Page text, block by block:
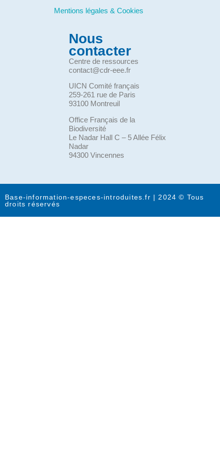
Mentions légales & Cookies
Nous
contacter
Centre de ressources
contact@cdr-eee.fr
UICN Comité français
259-261 rue de Paris
93100 Montreuil
Office Français de la
Biodiversité
Le Nadar Hall C – 5 Allée Félix
Nadar
94300 Vincennes
Base-information-especes-introduites.fr | 2024 © Tous
droits réservés